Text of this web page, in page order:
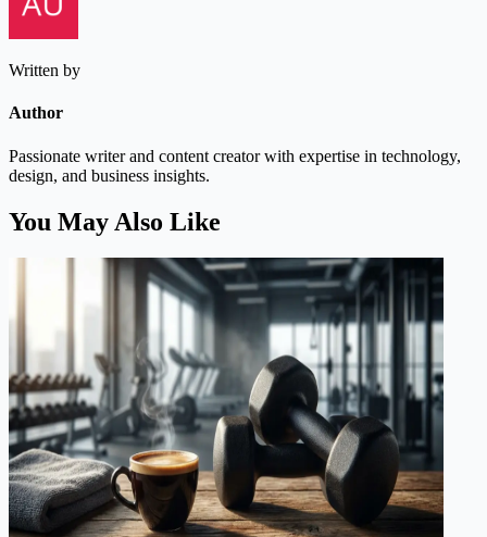
Written by
Author
Passionate writer and content creator with expertise in technology,
design, and business insights.
You May Also Like